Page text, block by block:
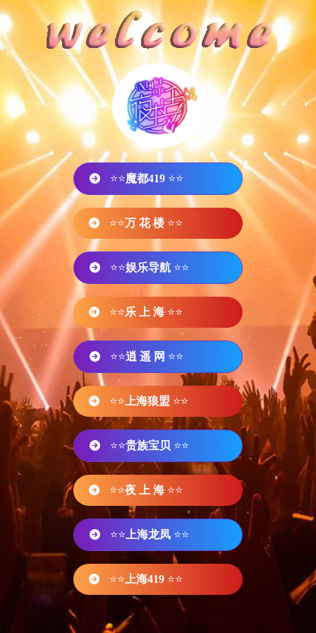
⭐⭐魔都419 ⭐⭐
⭐⭐万 花 楼 ⭐⭐
⭐⭐娱乐导航 ⭐⭐
⭐⭐乐 上 海 ⭐⭐
⭐⭐逍 遥 网 ⭐⭐
⭐⭐ 上海狼盟 ⭐⭐
⭐⭐贵族宝贝 ⭐⭐
⭐⭐夜 上 海 ⭐⭐
⭐⭐ 上海龙凤 ⭐⭐
⭐⭐ 上海419 ⭐⭐